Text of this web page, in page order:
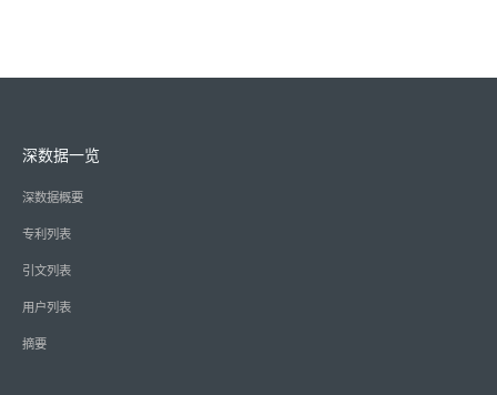
深数据一览
深数据概要
专利列表
引文列表
用户列表
摘要